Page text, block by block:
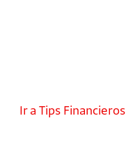
Ir a Tips Financieros